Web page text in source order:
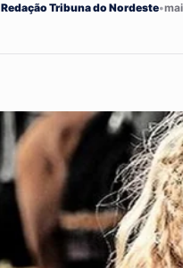
Redação Tribuna do Nordeste•